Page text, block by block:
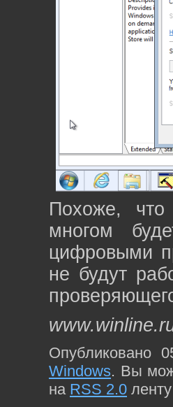
Похоже,
многом
цифровыми
не будут
Опубликовано
Windows. Вы
на RSS 2.0